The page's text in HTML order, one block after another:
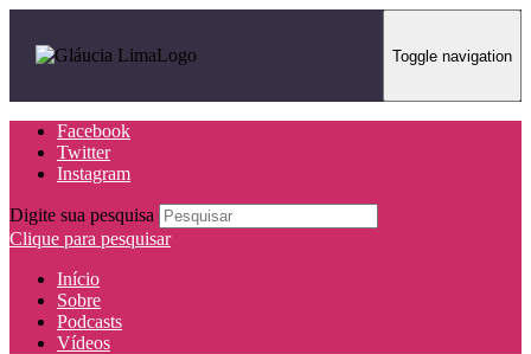
Toggle navigation
Facebook
Twitter
Instagram
Digite sua pesquisa
Clique para pesquisar
Início
Sobre
Podcasts
Vídeos